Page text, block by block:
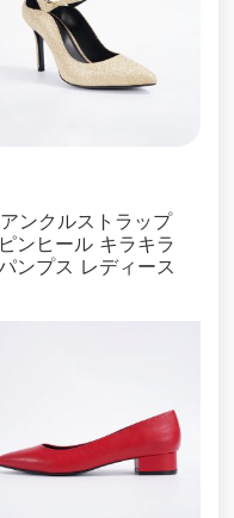
アンクルストラップ
ピンヒール キラキラ
ンプス レディース